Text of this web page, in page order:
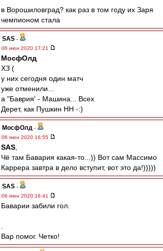
в Ворошиловград? как раз в том году их Заря
чемпионом стала
SAS -
06 июн 2020 17:21
МосфОлд
ХЗ (
у них сегодня один матч
уже отменили...
а "Баврия' - Машина... Всех
Дерет, как Пушкин НН -:)
МосфОлд -
06 июн 2020 16:55
SAS
Чё там Бавария какая-то...)) Вот сам Массимо
Каррера завтра в дело вступит, вот это да!)))))
SAS -
06 июн 2020 16:41
Баварии забили гол.
Вар помог. Четко!